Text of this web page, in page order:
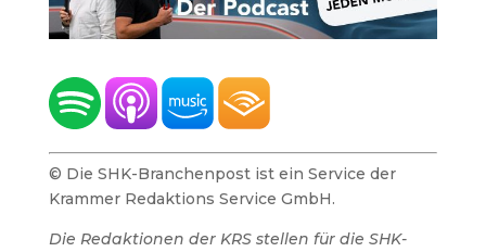
© Die SHK-Branchenpost ist ein Service der
Krammer Redaktions Service GmbH.
Die Redaktionen der KRS stellen für die SHK-